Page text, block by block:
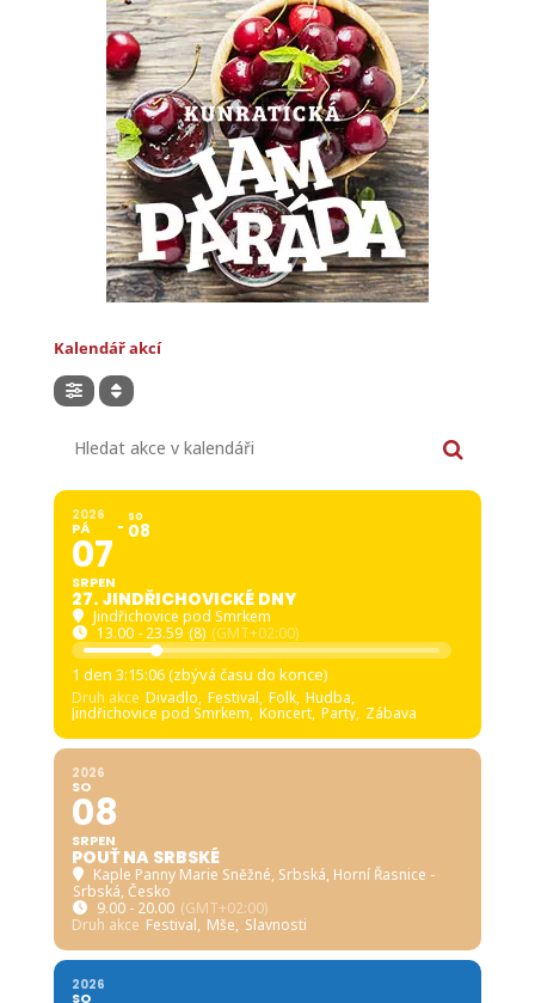
Kalendář akcí
2026
PÁ
07
SRPEN
SO
08
27. JINDŘICHOVICKÉ DNY
Jindřichovice pod Smrkem
13.00 - 23.59 (8) (GMT+02:00)
1 den 3:15:05 (zbývá času do konce)
Druh akce Divadlo, Festival, Folk, Hudba,
Jindřichovice pod Smrkem, Koncert, Party, Zábava
2026
SO
08
SRPEN
POUŤ NA SRBSKÉ
Kaple Panny Marie Sněžné, Srbská, Horní Řasnice -
Srbská, Česko
9.00 - 20.00 (GMT+02:00)
Druh akce Festival, Mše, Slavnosti
2026
SO